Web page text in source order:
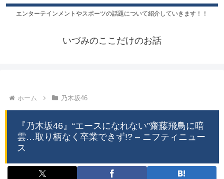
エンターテインメントやスポーツの話題について紹介していきます！！
いづみのここだけのお話
ホーム 乃木坂46
『乃木坂46』“エースになれない”齋藤飛鳥に暗
雲…取り柄なく卒業できず!? – ニフティニュー
ス